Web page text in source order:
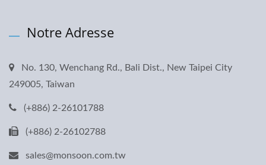
Notre Adresse
No. 130, Wenchang Rd., Bali Dist., New Taipei City
249005, Taiwan
(+886) 2-26101788
(+886) 2-26102788
sales@monsoon.com.tw